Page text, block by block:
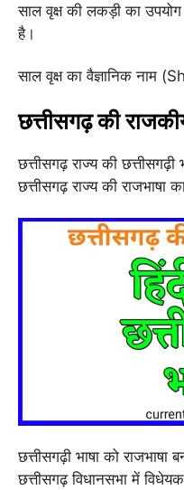
साल वृक्ष की लकड़ी का
है।
साल वृक्ष का वैज्ञानिक नाम
छत्तीसगढ़ की
छत्तीसगढ़ राज्य की
छत्तीसगढ़ राज्य की राजभाषा
छत्तीसगढ़ी भाषा को
छत्तीसगढ़ विधानसभा में